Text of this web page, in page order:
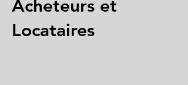
Acheteurs et
Locataires